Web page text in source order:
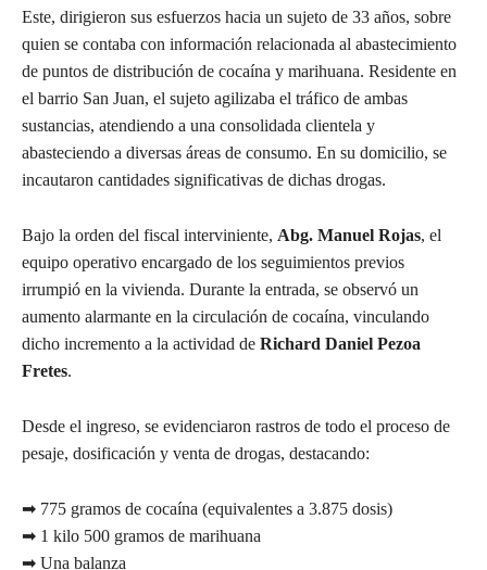
Este, dirigieron sus esfuerzos hacia un sujeto de 33 años, sobre
quien se contaba con información relacionada al abastecimiento
de puntos de distribución de cocaína y marihuana. Residente en
el barrio San Juan, el sujeto agilizaba el tráfico de ambas
sustancias, atendiendo a una consolidada clientela y
abasteciendo a diversas áreas de consumo. En su domicilio, se
incautaron cantidades significativas de dichas drogas.
Bajo la orden del fiscal interviniente, Abg. Manuel Rojas, el
equipo operativo encargado de los seguimientos previos
irrumpió en la vivienda. Durante la entrada, se observó un
aumento alarmante en la circulación de cocaína, vinculando
dicho incremento a la actividad de Richard Daniel Pezoa
Fretes.
Desde el ingreso, se evidenciaron rastros de todo el proceso de
pesaje, dosificación y venta de drogas, destacando:
➡ 775 gramos de cocaína (equivalentes a 3.875 dosis)
➡ 1 kilo 500 gramos de marihuana
➡ Una balanza